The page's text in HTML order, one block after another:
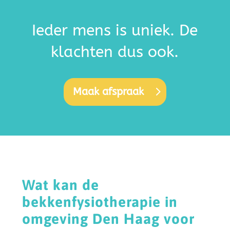
Ieder mens is uniek. De
klachten dus ook.
Maak afspraak
Wat kan de
bekkenfysiotherapie in
omgeving Den Haag voor